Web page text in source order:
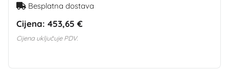
Besplatna dostava
Cijena: 453,65 €
Cijena uključuje PDV.